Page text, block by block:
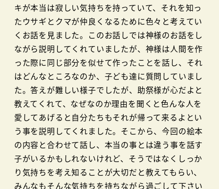
キが本当は寂しい気持ちを持っていて、それを知っ
たウサギとクマが仲良くなるために色々と考えてい
くお話を見ました。このお話しでは神様のお話をし
ながら説明してくれていましたが、神様は人間を作
った際に同じ部分を似せて作ったことを話し、それ
はどんなところなのか、子ども達に質問していまし
た。答えが難しい様子でしたが、助祭様が心だよと
教えてくれて、なぜなのか理由を聞くと色んな人を
愛してあげると自分たちもそれが帰って来るよとい
う事を説明してくれました。そこから、今回の絵本
の内容と合わせて話し、本当の事とは違う事を話す
子がいるかもしれないけれど、そうではなくしっか
り気持ちを考え知ることが大切だと教えてもらい、
みんなもそんな気持ちを持ちながら過ごして下さい